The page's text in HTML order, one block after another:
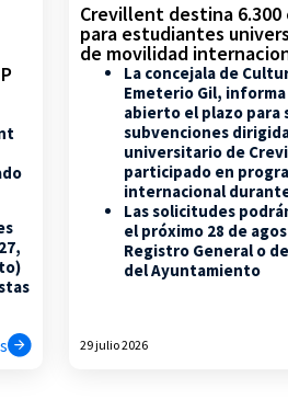
Crevillent destina 6.300
para estudiantes
de movilidad
La concejala de
Emeterio Gil,
abierto el plazo para
subvenciones
universitario de
participado en
internacional
Las solicitudes
el próximo 28 de
Registro General o
del Ayuntamiento
29 julio 2026